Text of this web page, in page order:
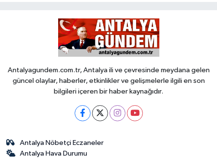
Antalyagundem.com.tr, Antalya ili ve çevresinde meydana gelen
güncel olaylar, haberler, etkinlikler ve gelişmelerle ilgili en son
bilgileri içeren bir haber kaynağıdır.
Antalya Nöbetçi Eczaneler
Antalya Hava Durumu